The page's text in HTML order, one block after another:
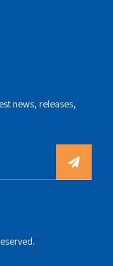
news, releases,